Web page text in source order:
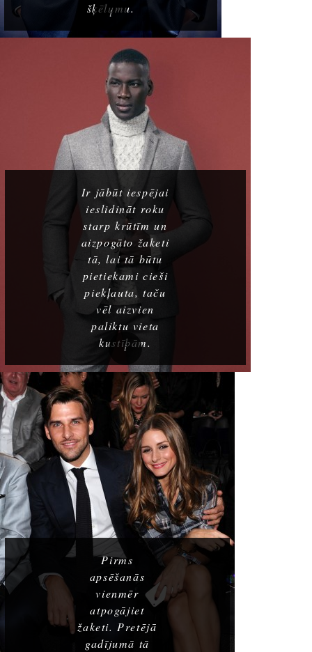
šķēlumu.
Ir jābūt iespējai
ieslidināt roku
starp krūtīm un
aizpogāto žaketi
tā, lai tā būtu
pietiekami cieši
piekļauta, taču
vēl aizvien
paliktu vieta
kustībām.
Pirms
apsēšanās
vienmēr
atpogājiet
žaketi. Pretējā
gadījumā tā